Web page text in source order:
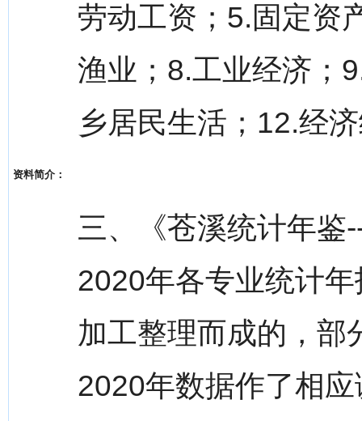
资料简介：
劳动工资；5.固定资
渔业；8.工业经济；
乡居民生活；12.经
三、《苍溪统计年鉴
2020年各专业统计
加工整理而成的，部
2020年数据作了相